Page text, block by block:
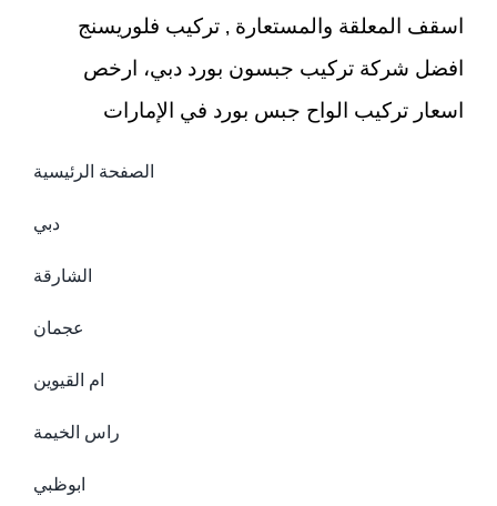
اسقف المعلقة والمستعارة , تركيب فلوريسنج
افضل شركة تركيب جبسون بورد دبي، ارخص
اسعار تركيب الواح جبس بورد في الإمارات
الصفحة الرئيسية
دبي
الشارقة
عجمان
ام القيوين
راس الخيمة
ابوظبي